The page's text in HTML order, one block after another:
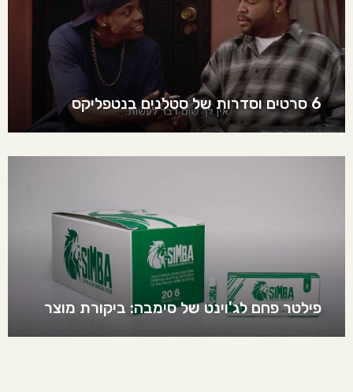
6 סרטים וסדרות של סטלנים בנטפליקס
פילטר פחם לג'וינט של סימבה: ביקורת מוצר